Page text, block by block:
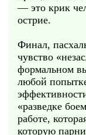
— это крик
острие.
Финал,
чувство
формальном
любой
«разведке
работе,
которую